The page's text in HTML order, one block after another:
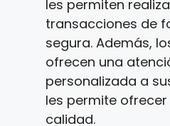
les permiten
transacciones de
segura. Además,
ofrecen una
personalizada a
les permite
calidad.